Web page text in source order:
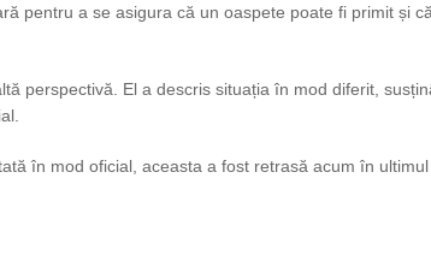
pentru a se asigura că un oaspete poate fi primit și că
perspectivă. El a descris situația în mod diferit,
în mod oficial, aceasta a fost retrasă acum în ultimul